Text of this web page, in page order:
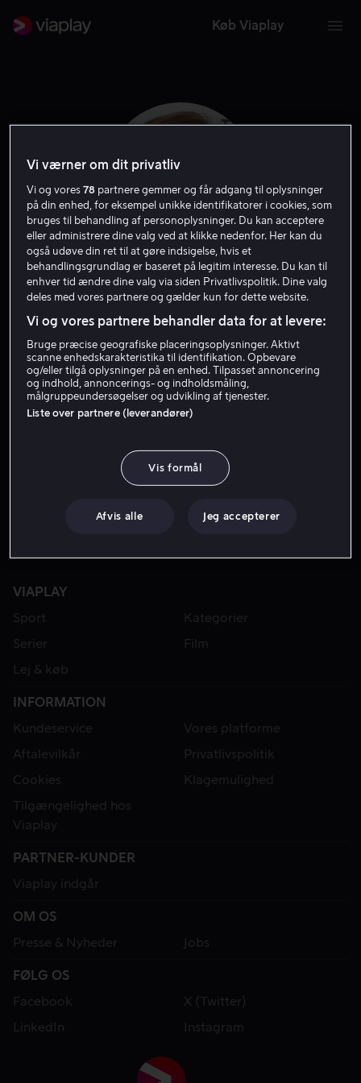
Køb Viaplay
John Cronin
VIAPLAY
Sport
Kategorier
Serier
Film
Lej & køb
INFORMATION
Kundeservice
Vores platforme
Aftalevilkår
Privatlivspolitik
Cookies
Klagemulighed
Tilgængelighed hos
Viaplay
PARTNER-KUNDER
Viaplay indgår
OM OS
Presse & Nyheder
Jobs
FØLG OS
Facebook
X (Twitter)
LinkedIn
Instagram
Vi værner om dit privatliv
Vi og vores78 partnere gemmer og får adgang til oplysninger
på din enhed, for eksempel unikke identifikatorer i cookies, som
bruges til behandling af personoplysninger. Du kan acceptere
eller administrere dine valg ved at klikke nedenfor. Her kan du
også udøve din ret til at gøre indsigelse, hvis et
behandlingsgrundlag er baseret på legitim interesse. Du kan til
enhver tid ændre dine valg via siden Privatlivspolitik. Dine valg
deles med vores partnere og gælder kun for dette website.
Vi og vores partnere behandler data for at levere:
Bruge præcise geografiske placeringsoplysninger. Aktivt
scanne enhedskarakteristika til identifikation. Opbevare
og/eller tilgå oplysninger på en enhed. Tilpasset annoncering
og indhold, annoncerings- og indholdsmåling,
målgruppeundersøgelser og udvikling af tjenester.
Liste over partnere (leverandører)
Vis formål
Afvis alle Jeg accepterer